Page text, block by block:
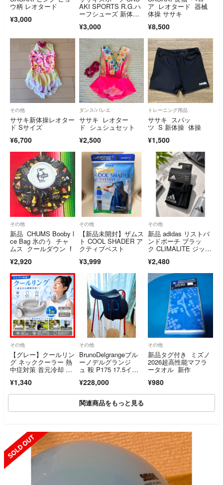
ウ柄 レオタード
¥3,000
AKI SPORTS R.G.ハ
ーフシューズ 新体操
¥3,000
ア レオタード 器械
体操 ササキ
¥8,500
その他
ササキ新体操レオター
ド Sサイズ
¥6,700
ダンス/バレエ
ササキ レオター
ド シュシュセット
¥2,500
トレーニング用品
ササキ スパッ
ツ S 新体操 体操
¥1,500
その他
新品 CHUMS Booby l
ce Bag 氷のう チャ
ムス クールダウン f
¥2,920
その他
【新品未開封】ザムス
ト COOL SHADER ア
クティブベスト
¥3,999
その他
新品 adidas リストバ
ンドポーチ ブラッ
ク CLIMALITE ジップ
¥2,480
その他
【グレー】クールリン
グ ネッククーラー 熱
中症対策 首元冷却 保
¥1,340
その他
BrunoDelgrangeブル
ーノデルグランジ
ュ 鞍 P175 17.5イン
カバー・鐙・スタンド
付き
¥228,000
その他
新品タグ付き ミズノ
2026超高性能マフラ
ータオル 新作
¥980
関連商品をもっと見る
SOLD OUT